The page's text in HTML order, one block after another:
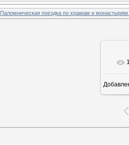
Паломническая поездка по храмам и монастырям